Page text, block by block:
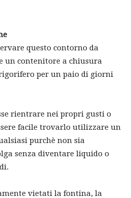
questo contorno da
un contenitore a chiusura
per un paio di giorni
rientrare nei propri gusti o
facile trovarlo utilizzare un
purchè non sia
senza diventare liquido o
vietati la fontina, la